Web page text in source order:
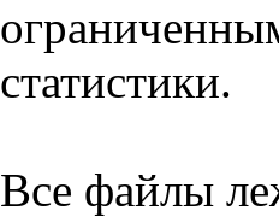
статистики.
Все файлы